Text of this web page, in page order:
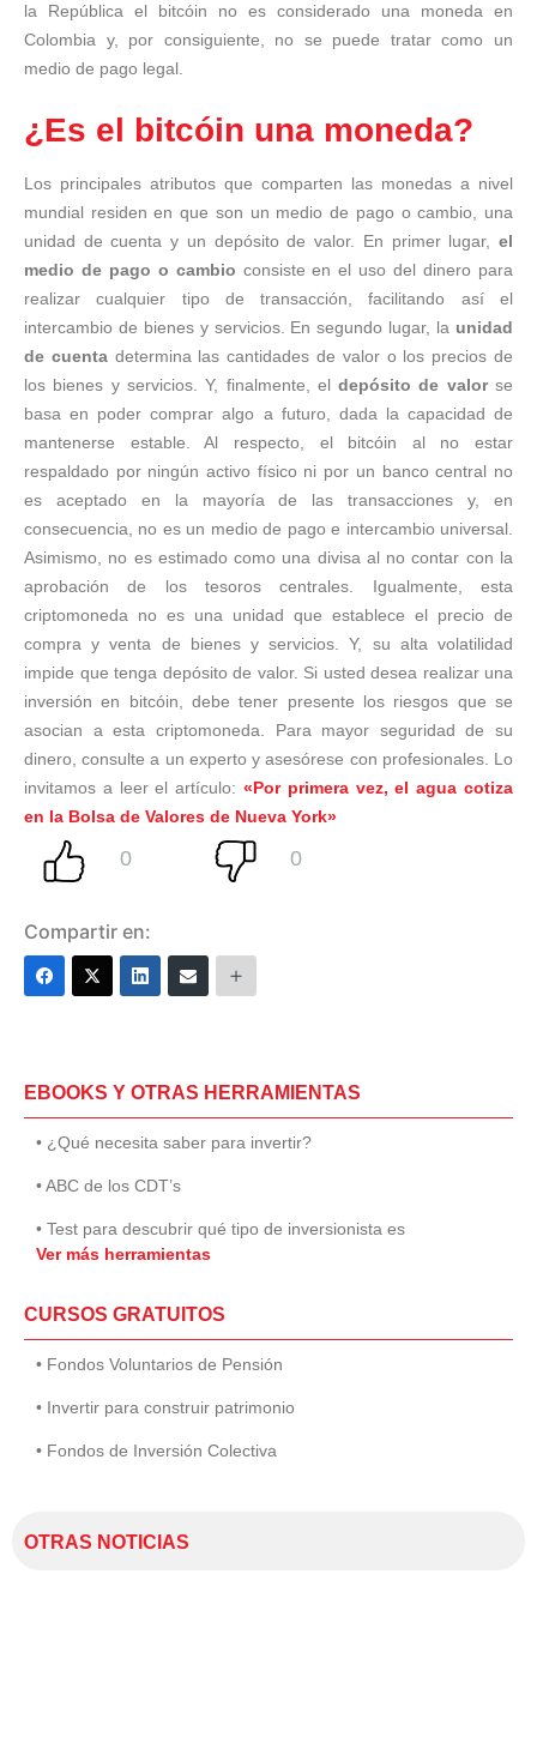
la República el bitcóin no es considerado una moneda en
Colombia y, por consiguiente, no se puede tratar como un
medio de pago legal.
¿Es el bitcóin una moneda?
Los principales atributos que comparten las monedas a nivel
mundial residen en que son un medio de pago o cambio, una
unidad de cuenta y un depósito de valor. En primer lugar, el
medio de pago o cambio consiste en el uso del dinero para
realizar cualquier tipo de transacción, facilitando así el
intercambio de bienes y servicios. En segundo lugar, la unidad
de cuenta determina las cantidades de valor o los precios de
los bienes y servicios. Y, finalmente, eldepósito de valorse
basa en poder comprar algo a futuro, dada la capacidad de
mantenerse estable. Al respecto, el bitcóin al no estar
respaldado por ningún activo físico ni por un banco central no
es aceptado en la mayoría de las transacciones y, en
consecuencia, no es un medio de pago e intercambio universal.
Asimismo, no es estimado como una divisa al no contar con la
aprobación de los tesoros centrales. Igualmente, esta
criptomoneda no es una unidad que establece el precio de
compra y venta de bienes y servicios. Y, su alta volatilidad
impide que tenga depósito de valor. Si usted desea realizar una
inversión en bitcóin, debe tener presente los riesgos que se
asocian a esta criptomoneda. Para mayor seguridad de su
dinero, consulte a un experto y asesórese con profesionales. Lo
invitamos a leer el artículo: «Por primera vez, el agua cotiza
en la Bolsa de Valores de Nueva York»
Compartir en:
EBOOKS Y OTRAS HERRAMIENTAS
• ¿Qué necesita saber para invertir?
• ABC de los CDT’s
• Test para descubrir qué tipo de inversionista es
Ver más herramientas
CURSOS GRATUITOS
• Fondos Voluntarios de Pensión
• Invertir para construir patrimonio
• Fondos de Inversión Colectiva
OTRAS NOTICIAS